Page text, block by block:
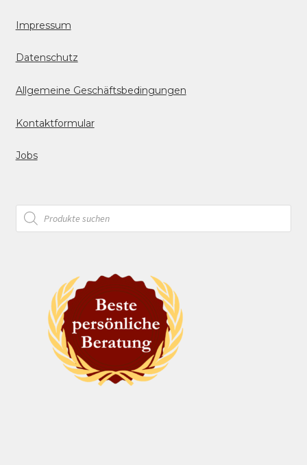
Impressum
Datenschutz
Allgemeine Geschäftsbedingungen
Kontaktformular
Jobs
Products
search